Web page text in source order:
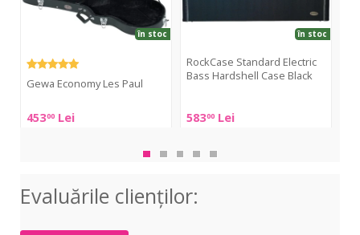
Gewa Economy Les Paul
45300 Lei
în stoc
Gewa
Case
RockCase Standard Electric
Bass Hardshell Case Black
58300 Lei
în stoc
Standard
Bass
Case
Black
Evaluările clienţilor: